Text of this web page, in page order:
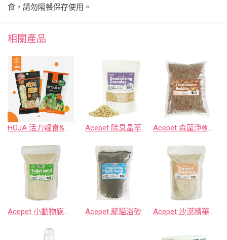
食，請勿隔餐保存使用。
相關產品
HOJA 活力輕食&活力凍乾 Acepet 除臭晶萃 Acepet 森菌淨®小森核桃沙
Acepet 小動物廁所砂 Acepet 龍貓浴砂 Acepet 沙漠精華浴砂